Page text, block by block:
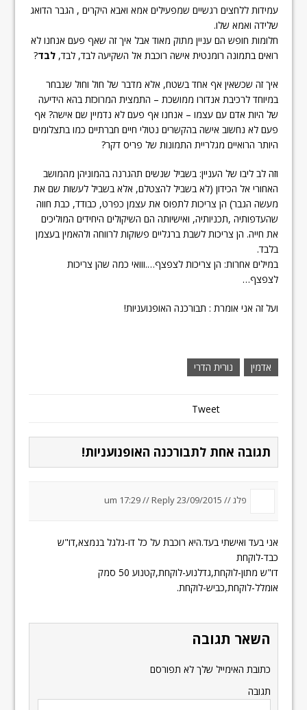
עמידות ללחצים רגשיים שמפעילים אמא ואבא היקרים , הגבר הדואג
שלידה ואמא שלו.
חלומות חופש הם עניין מתוק מאוד אבל איך זה שאף פעם אנחנו לא
רואים בתמונה רומנטית אישה רוכבת אל השקיעה לבד, לבד,לבד?
איך זה שכשאין אף אחד בשטח, אלא מדבר של חול וחול שנבחר
במיוחד לרכיבת אנדורו ממושכת – התמצית המרוכזת בהא הידיעה
של היות אדם עם עצמו – אנחנו אף פעם לא נדמיין שם אישה? אף
פעם לא נחשוב אישה בהקשרים נטולי חיים חברתיים כמו בתצלומים
היותר הרואיים מגלריית התמונות של פריס דקר?
וזה לב ליבו של העניין: בשביל שנשים תהגרנה בהמוניהן מהמושב
האחורי אל הכידון (לא בשביל להצטלם, אלא בשביל לעשות שם את
מעשה הגבר) הן צריכות לתפוס את עצמן כפרט, כבודד, כבת חווה
שהעדפותיה ,תכניותיה, ואישיותה הם השיקולים היחידים המוליכים
את חייה. הן צריכות לשבת ברגליים פשוקות לרווחה ולהאמין בעצמן
בלבד.
במילים אחרות: הן צריכות לצפצף….ווואי כמה שהן צריכות
לצפצף…
ועל זה אני אומרת : תבורכנה האופנועניות!
אדמין נורית הדרי
Tweet
תגובה אחת לתבורכנה האופנועניות!
פלג//
23/09/2015 um 17:29
//Reply
אני בעד ואישתי בעד.היא רוכבת על כל דו-גלגל בנמצא,דו"ש
כבד-לוקחת
דו"ש מתון-לוקחת,גדלנוע-לוקחת,קטנוע 50 סמק
אומלל-לוקחת,כביש-לוקחת.
השאר תגובה
כתובת האימייל שלך לא תפורסם
תגובה